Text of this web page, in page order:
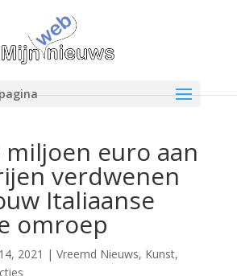
miljoen euro aan
verdwenen
Italiaanse
omroep
2021 | Vreemd Nieuws, Kunst,